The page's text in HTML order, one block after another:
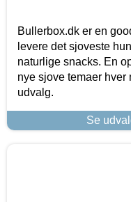
Bullerbox.dk er en
levere det sjoveste
naturlige snacks. En
nye sjove temaer hver
udvalg.
Se